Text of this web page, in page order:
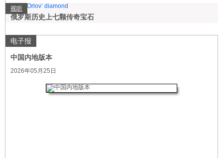
视听
俄罗斯历史上七颗传奇宝石
电子报
中国内地版本
2026年05月25日